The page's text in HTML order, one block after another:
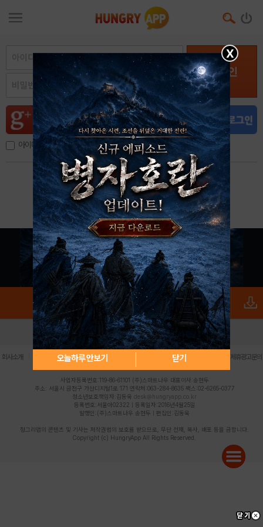
로그인
아이디, 이메일 저장
아이디 / 비밀번호 찾기 회원가입
X
오늘하루 안보기 닫기
로그인 PC버전 전체앱
회사소개 | 개인정보 처리방침 불법촬영물 신고센터 제휴광고문의
사업자등록번호:119-86-61101 (주)스마트나우 대표이사:송현두
주소: 서울시 금천구 가산디지털1로 171 연락처:063-284-8635 팩스:02-6265-0377
청소년보호책임자:김동욱 desk@hungryapp.co.kr
등록번호:서울아02322 | 등록일자:2016년4월25일
발행인:(주)스마트나우 송현두 | 편집인:김동욱
헝그리앱의 콘텐츠 및 기사는 저작권법의 보호를 받으므로, 무단 전재, 복사, 배포 등을 금합니다.
Copyright (c) HungryApp All Rights Reserved.